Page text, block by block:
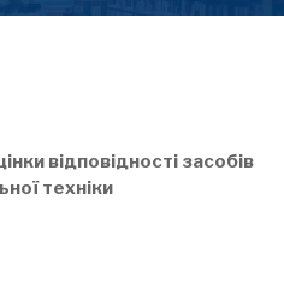
відповідності засобів
техніки